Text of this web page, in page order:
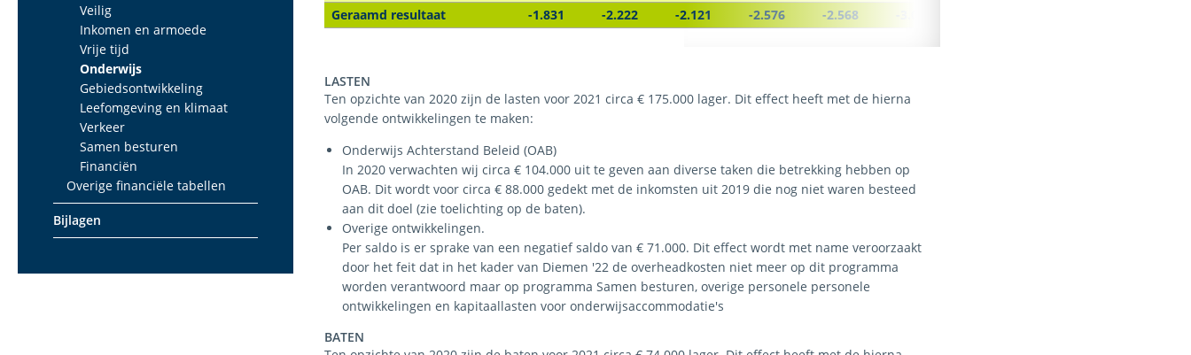
Veilig
Inkomen en armoede
Vrije tijd
Onderwijs
Gebiedsontwikkeling
Leefomgeving en klimaat
Verkeer
Samen besturen
Financiën
Overige financiële tabellen
Bijlagen
Geraamd resultaat
-1.831 -2.222 -2.121 -2.576 -2.568
LASTEN
Ten opzichte van 2020 zijn de lasten voor 2021 circa € 175.000 lager. Dit effect heeft met de hierna
volgende ontwikkelingen te maken:
Onderwijs Achterstand Beleid (OAB)
In 2020 verwachten wij circa € 104.000 uit te geven aan diverse taken die betrekking hebben op
OAB. Dit wordt voor circa € 88.000 gedekt met de inkomsten uit 2019 die nog niet waren besteed
aan dit doel (zie toelichting op de baten).
Overige ontwikkelingen.
Per saldo is er sprake van een negatief saldo van € 71.000. Dit effect wordt met name veroorzaakt
door het feit dat in het kader van Diemen '22 de overheadkosten niet meer op dit programma
worden verantwoord maar op programma Samen besturen, overige personele personele
ontwikkelingen en kapitaallasten voor onderwijsaccommodatie's
BATEN